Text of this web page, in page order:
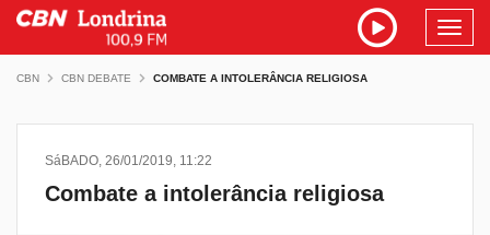
CBN CBN DEBATE COMBATE A INTOLERÂNCIA RELIGIOSA
SáBADO, 26/01/2019, 11:22
Combate a intolerância religiosa